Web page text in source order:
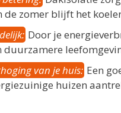
de zomer blijft het
Door je
duurzamere
van je huis: Een
huizen